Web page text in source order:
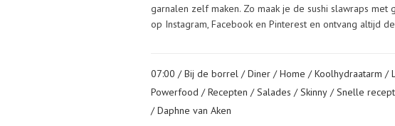
garnalen zelf maken. Zo maak je de sushi slawraps
op Instagram, Facebook en Pinterest en ontvang altijd
07:00 /Bij de borrel /Diner /Home /Koolhydraatarm /
Powerfood /Recepten /Salades /Skinny /Snelle
/ Daphne van Aken